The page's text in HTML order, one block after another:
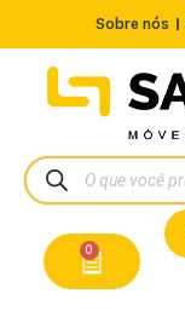
Sobre nós
0